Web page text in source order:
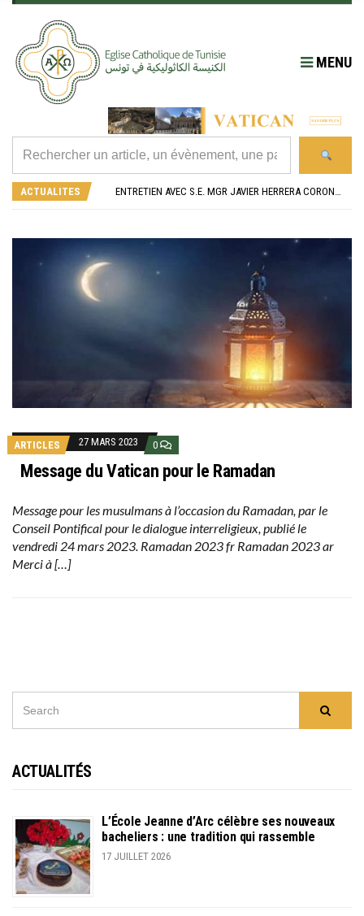
MENU
ACTUALITES
L’ÉCOLE JEANNE D’ARC CÉLÈBRE SES NOUVEAUX BACHELIERS : UNE TRADITION QUI RASSEMBLE
ENTRETIEN AVEC S.E. MGR JAVIER HERRERA CORONA, NONCE APOSTOLIQUE EN ALGÉRIE ET EN TUNISIE
ARTICLES 27 MARS 2023 0
Message du Vatican pour le Ramadan
Message pour les musulmans à l’occasion du Ramadan, par le
Conseil Pontifical pour le dialogue interreligieux, publié le
vendredi 24 mars 2023. Ramadan 2023 fr Ramadan 2023 ar
Merci à […]
ACTUALITÉS
L’École Jeanne d’Arc célèbre ses nouveaux
bacheliers : une tradition qui rassemble
17 JUILLET 2026